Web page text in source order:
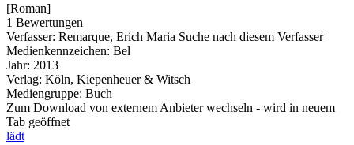
[Roman]
1 Bewertungen
Verfasser: Remarque, Erich Maria Suche nach diesem Verfasser
Medienkennzeichen: Bel
Jahr: 2013
Verlag: Köln, Kiepenheuer & Witsch
Mediengruppe: Buch
Zum Download von externem Anbieter wechseln - wird in neuem
Tab geöffnet
lädt